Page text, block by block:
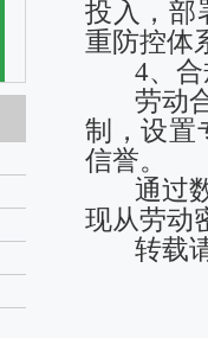
投入，部
重防控体
4、合
劳动合
制，设置
信誉。
通过数
现从劳动
转载请